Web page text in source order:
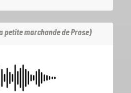
L'ASSO
PUBLICITÉ
petite marchande de Prose)